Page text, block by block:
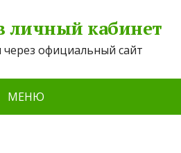
личный кабинет
через официальный сайт
МЕНЮ